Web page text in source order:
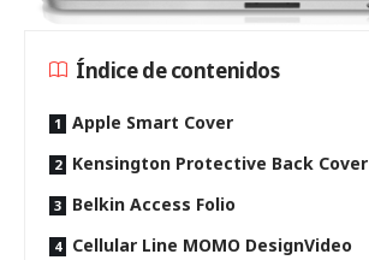
Índice de contenidos
Apple Smart Cover
Kensington Protective Back Cover
Belkin Access Folio
Cellular Line MOMO DesignVideo